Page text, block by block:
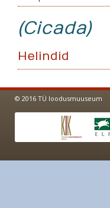
(Cicada)
Helindid
© 2016 TÜ loodusmuuseum